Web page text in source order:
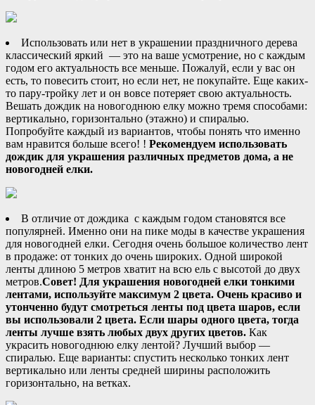
Использовать или нет в украшении праздничного дерева
классический яркий — это на ваше усмотрение, но с каждым
годом его актуальность все меньше. Пожалуй, если у вас он
есть, то повесить стоит, но если нет, не покупайте. Еще каких-
то пару-тройку лет и он вовсе потеряет свою актуальность.
Вешать дождик на новогоднюю елку можно тремя способами:
вертикально, горизонтально (этажно) и спиралью.
Попробуйте каждый из вариантов, чтобы понять что именно
вам нравится больше всего! ! Рекомендуем использовать
дождик для украшения различных предметов дома, а не
новогодней елки.
В отличие от дождика с каждым годом становятся все
популярней. Именно они на пике моды в качестве украшения
для новогодней елки. Сегодня очень большое количество лент
в продаже: от тонких до очень широких. Одной широкой
ленты длиною 5 метров хватит на всю ель с высотой до двух
метров.Совет! Для украшения новогодней елки тонкими
лентами, используйте максимум 2 цвета. Очень красиво и
утонченно будут смотреться ленты под цвета шаров, если
вы использовали 2 цвета. Если шары одного цвета, тогда
ленты лучше взять любых двух других цветов. Как
украсить новогоднюю елку лентой? Лучший выбор —
спиралью. Еще варианты: спустить несколько тонких лент
вертикально или ленты средней ширины расположить
горизонтально, на ветках.